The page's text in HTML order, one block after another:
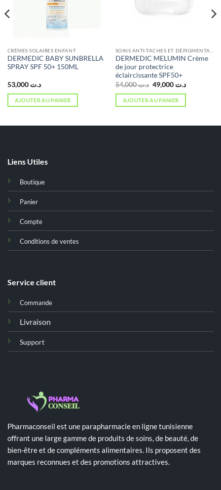
CRÈMES SOLAIRES ENFANT
DERMEDIC BABY SUNBRELLA
SPRAY SPF 50+ 150ML
د.ت 53,000
AJOUTER AU PANIER
DERMEDIC MELUMIN Crème
de jour protectrice
éclaircissante SPF50+
د.ت54,000
Le
prix
initial
était :
د.ت 49,000
Le
AJOUTER AU PANIER
Liens Utiles
Boutique
Panier
Compte
Conditions de ventes
Service client
Commande
Livraison
Support
Pharmaconseil est une parapharmacie en ligne tunisienne
offrant une large gamme de produits de soins, de beauté, de
bien-être et de compléments alimentaires. Ils proposent des
marques reconnues et des promotions attractives.